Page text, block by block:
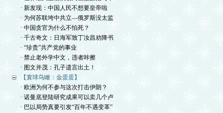
· 新发现：中国人民不想要皇帝啦
· 为何苏联垮中共立—俄罗斯没太监
· 中国贪官为什么不怕死？
· 千古奇文：日海军致丁汝昌劝降书
· “珍贵”共产党的事业
· 禁止老外学中文，违者咔擦
· 图文并茂：孔子遗言出土！
【寰球鸟瞰：金蛋蛋】
· 欧洲为何不参与这次打击伊朗？
· 诺曼底登陆研究成果可以卖几个卢
· 巴以局势真要引发“百年不遇变革”